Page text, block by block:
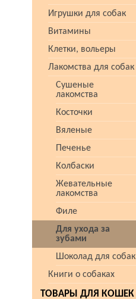
Игрушки для собак
Витамины
Клетки, вольеры
Лакомства для собак
Сушеные
лакомства
Косточки
Вяленые
Печенье
Колбаски
Жевательные
лакомства
Филе
Для ухода за
зубами
Шоколад для собак
Книги о собаках
ТОВАРЫ ДЛЯ КОШЕК